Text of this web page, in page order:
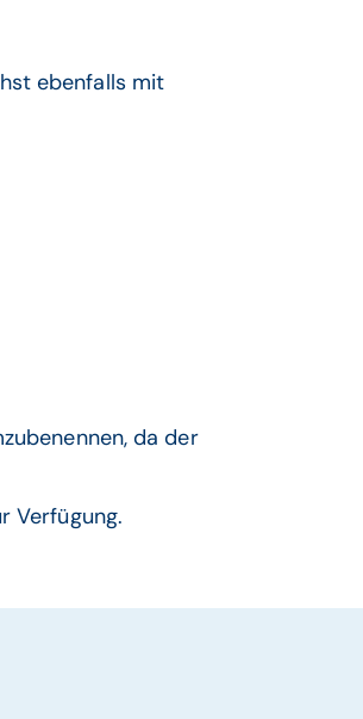
ebenfalls mit
da der
Verfügung.